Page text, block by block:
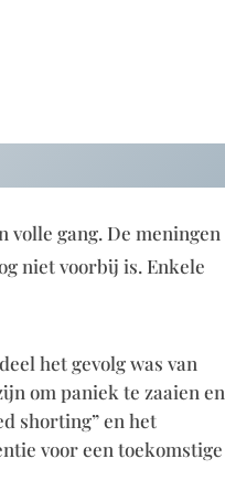
gang. De meningen
niet voorbij is. Enkele
het gevolg was van
om paniek te zaaien en
shorting” en het
voor een toekomstige